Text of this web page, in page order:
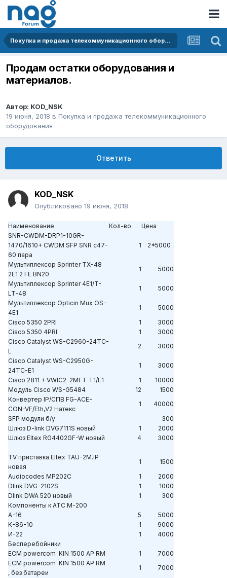
Покупка и продажа телекоммуникационного оборудования
Продам остатки оборудования и
материалов.
Автор: KOD_NSK
19 июня, 2018 в Покупка и продажа телекоммуникационного
оборудования
Ответить
KOD_NSK
Опубликовано 19 июня, 2018
Наименование Кол-во
Цена
SNR-CWDM-DRP1-10GR-
1470/1610+ CWDM SFP SNR c47-
60 пара
1 2*5000
Мультиплексор Sprinter TX-48
2E1 2 FE BN20
1
5000
Мультиплексор Sprinter 4E1/T-
LT-48
1
5000
Мультиплексор Opticin Mux OS-
4E1
1
5000
Cisco 5350 2PRI
1
3000
Cisco 5350 4PRI
1
3000
Cisco Catalyst WS-C2960-24TC-
L
2
3000
Cisco Catalyst WS-C2950G-
24TC-E1
1
3000
Cisco 2811 + VWIC2-2MFT-T1/E1
1
10000
Модуль Cisco WS-G5484
12
1500
Конвертер IP/СПВ FG-ACE-
CON-VF/Eth,V2 Натекс
1
40000
SFP модули б/у
300
Шлюз D-link DVG7111S новый 1
2000
Шлюз Eltex RG4402GF-W новый
4 3000
TV приставка Eltex TAU-2M.IP
новая
1
1500
Audiocodes MP202C
1
2000
Dlink DVG-2102S
1
1000
Dlink DWA 520 новый
1
300
Компоненты к АТС М-200
А-16
5
5000
К-86-10
1
9000
И-22
1
4000
Бесперебойники
ECM powercom KIN 1500 AP RM
1
7000
ECM powercom KIN 1500 AP RM
, без батареи
1
7000